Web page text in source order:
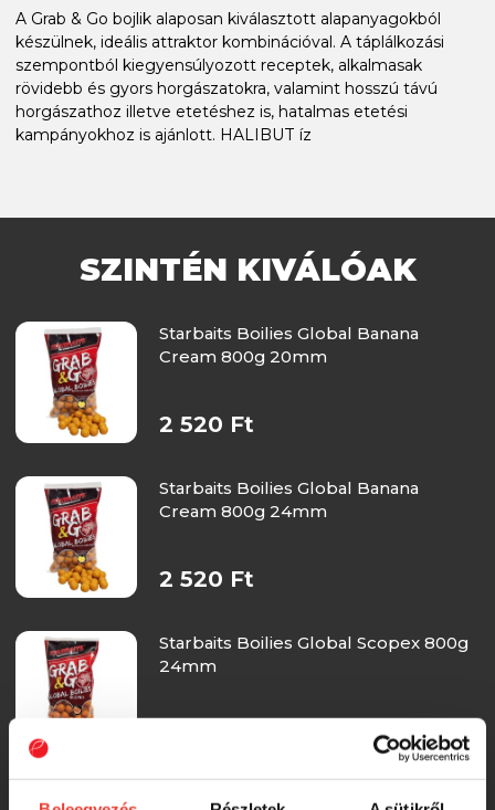
A Grab & Go bojlik alaposan kiválasztott alapanyagokból
készülnek, ideális attraktor kombinációval. A táplálkozási
szempontból kiegyensúlyozott receptek, alkalmasak
rövidebb és gyors horgászatokra, valamint hosszú távú
horgászathoz illetve etetéshez is, hatalmas etetési
kampányokhoz is ajánlott. HALIBUT íz
SZINTÉN KIVÁLÓAK
Starbaits Boilies Global Banana
Cream 800g 20mm
2 520 Ft
Starbaits Boilies Global Banana
Cream 800g 24mm
2 520 Ft
Starbaits Boilies Global Scopex 800g
24mm
Starbaits Boilies Global Mega Fish